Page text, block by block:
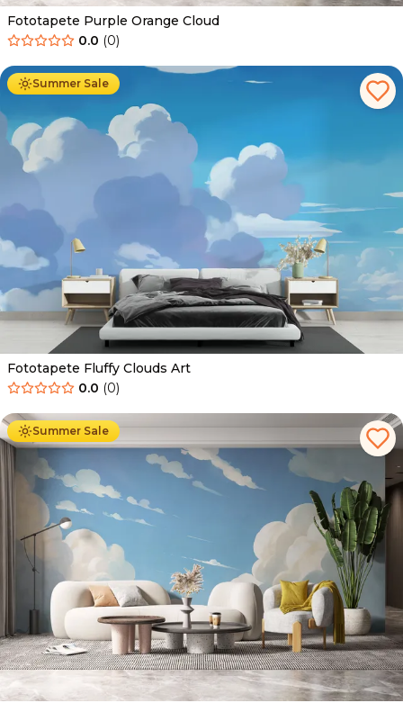
Fototapete Purple Orange Cloud
0.0 (0)
Summer Sale
Ab 34.90 € 19.90
Fototapete Fluffy Clouds Art
0.0 (0)
Summer Sale
Ab 34.90 € 19.90